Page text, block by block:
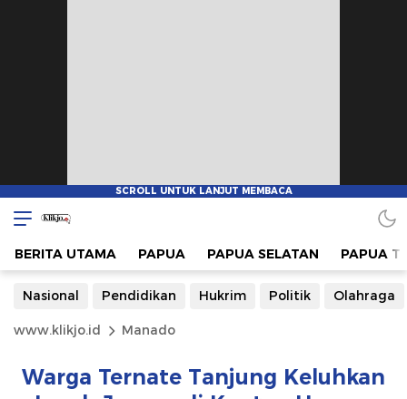
BERITA UTAMA PAPUA PAPUA SELATAN PAPUA
Nasional Pendidikan Hukrim Politik Olahraga
www.klikjo.id Manado
Warga Ternate Tanjung Keluhkan